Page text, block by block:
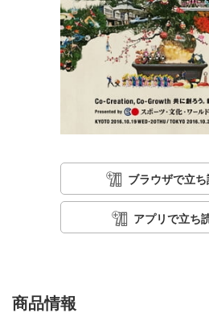
ブラウザで立ち
アプリで立ち
商品情報